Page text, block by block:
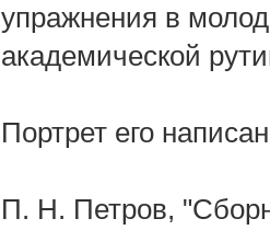
упражнения в
академической
Портрет его
П. Н. Петров,